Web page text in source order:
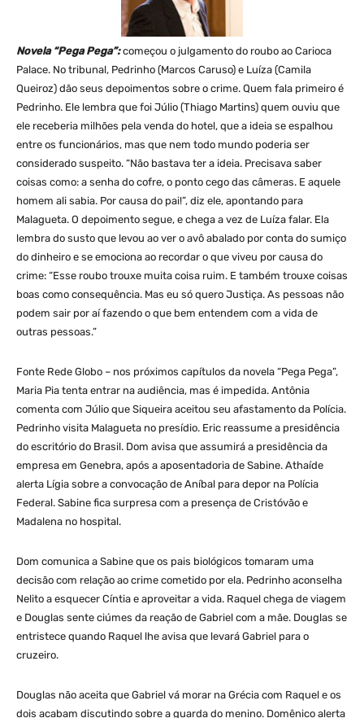
Novela “Pega Pega”:começou o julgamento do roubo ao Carioca
Palace. No tribunal, Pedrinho (Marcos Caruso) e Luíza (Camila
Queiroz) dão seus depoimentos sobre o crime. Quem fala primeiro é
Pedrinho. Ele lembra que foi Júlio (Thiago Martins) quem ouviu que
ele receberia milhões pela venda do hotel, que a ideia se espalhou
entre os funcionários, mas que nem todo mundo poderia ser
considerado suspeito. “Não bastava ter a ideia. Precisava saber
coisas como: a senha do cofre, o ponto cego das câmeras. E aquele
homem ali sabia. Por causa do pai!”, diz ele, apontando para
Malagueta. O depoimento segue, e chega a vez de Luíza falar. Ela
lembra do susto que levou ao ver o avô abalado por conta do sumiço
do dinheiro e se emociona ao recordar o que viveu por causa do
crime: “Esse roubo trouxe muita coisa ruim. E também trouxe coisas
boas como consequência. Mas eu só quero Justiça. As pessoas não
podem sair por aí fazendo o que bem entendem com a vida de
outras pessoas.”
Fonte Rede Globo – nos próximos capítulos da novela “Pega Pega”,
Maria Pia tenta entrar na audiência, mas é impedida. Antônia
comenta com Júlio que Siqueira aceitou seu afastamento da Polícia.
Pedrinho visita Malagueta no presídio. Eric reassume a presidência
do escritório do Brasil. Dom avisa que assumirá a presidência da
empresa em Genebra, após a aposentadoria de Sabine. Athaíde
alerta Lígia sobre a convocação de Aníbal para depor na Polícia
Federal. Sabine fica surpresa com a presença de Cristóvão e
Madalena no hospital.
Dom comunica a Sabine que os pais biológicos tomaram uma
decisão com relação ao crime cometido por ela. Pedrinho aconselha
Nelito a esquecer Cíntia e aproveitar a vida. Raquel chega de viagem
e Douglas sente ciúmes da reação de Gabriel com a mãe. Douglas se
entristece quando Raquel lhe avisa que levará Gabriel para o
cruzeiro.
Douglas não aceita que Gabriel vá morar na Grécia com Raquel e os
dois acabam discutindo sobre a guarda do menino. Domênico alerta